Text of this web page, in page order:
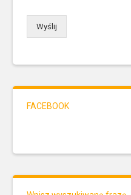
Wyślij
FACEBOOK